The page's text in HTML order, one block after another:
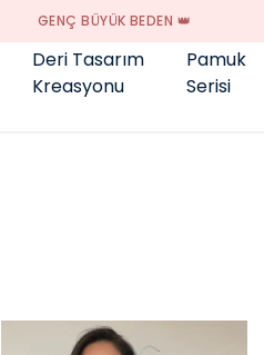
GENÇ BÜYÜK BEDEN 👑
Deri Tasarım
Kreasyonu
Pamuk
Serisi